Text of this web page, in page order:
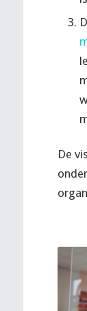
De